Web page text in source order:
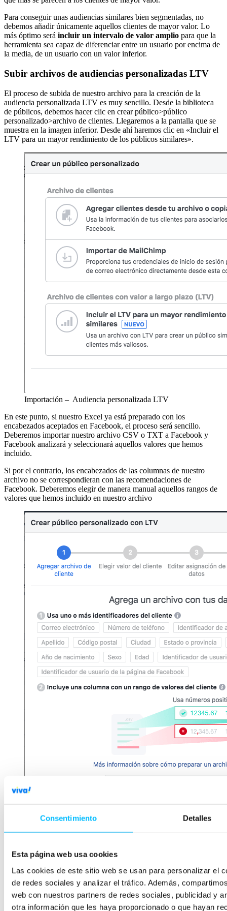
Consentimiento Detalles
Esta página web usa cookies
Las cookies de este sitio web se usan para personalizar el
de redes sociales y analizar el tráfico. Además,
web con nuestros partners de redes sociales, publicidad y
otra información que les haya proporcionado o que hayan
Para conseguir unas audiencias similares bien segmentadas, no
debemos añadir únicamente aquellos clientes de mayor valor. Lo
más óptimo será incluir un intervalo de valor amplio para que la
herramienta sea capaz de diferenciar entre un usuario por encima de
la media, de un usuario con un valor inferior.
Subir archivos de audiencias personalizadas LTV
El proceso de subida de nuestro archivo para la creación de la
audiencia personalizada LTV es muy sencillo. Desde la biblioteca
de públicos, debemos hacer clic en crear público>público
personalizado>archivo de clientes. Llegaremos a la pantalla que se
muestra en la imagen inferior. Desde ahí haremos clic en «Incluir el
LTV para un mayor rendimiento de los públicos similares».
Importación – Audiencia personalizada LTV
En este punto, si nuestro Excel ya está preparado con los
encabezados aceptados en Facebook, el proceso será sencillo.
Deberemos importar nuestro archivo CSV o TXT a Facebook y
Facebook analizará y seleccionará aquellos valores que hemos
incluido.
Si por el contrario, los encabezados de las columnas de nuestro
archivo no se correspondieran con las recomendaciones de
Facebook. Deberemos elegir de manera manual aquellos rangos de
valores que hemos incluido en nuestro archivo